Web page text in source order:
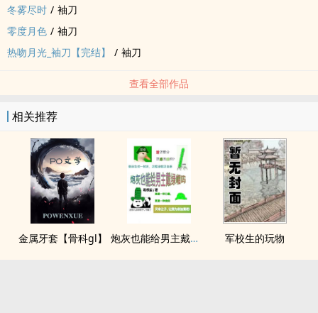
冬雾尽时 / 袖刀
零度月色 / 袖刀
热吻月光_袖刀【完结】
/ 袖刀
查看全部作品
相关推荐
金属牙套【骨科gl】 炮灰也能给男主戴绿帽吗(NP) 军校生的玩物